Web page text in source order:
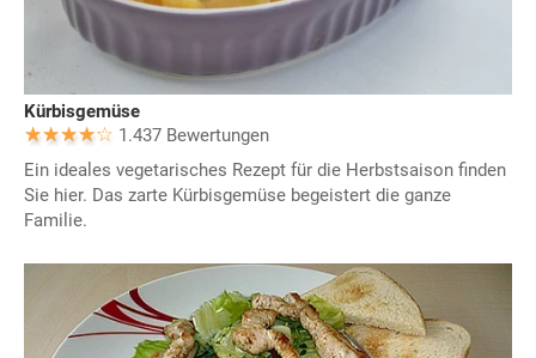
Kürbisgemüse
1.437 Bewertungen
Ein ideales vegetarisches Rezept für die Herbstsaison finden
Sie hier. Das zarte Kürbisgemüse begeistert die ganze
Familie.